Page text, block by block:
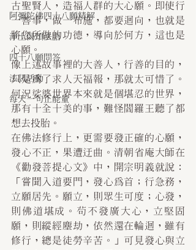
阿彌陀佛四十八願精解
淨土偈頌法語
四十八願問答
法訊活動
每天一句正能量
古聖賢人，造福人群的大心願。即使行
一善事，做一布施，都要迴向，也就是
將您所做的功德，導向於何方，這也是
心願。
像上述故事裡的大善人，行善的目的，
只是為了求人天福報，那就太可惜了。
何況娑婆世界本來就是個堪忍的世界，
那有十全十美的事，難怪閻羅王聽了都
想去投胎。
在佛法修行上，更需要發正確的心願，
發心不正，果遭迂曲。清朝省庵大師在
《勸發菩提心文》中，開宗明義就說：
「嘗聞入道要門，發心為首；行急務，
立願居先。願立，則眾生可度；心發，
則佛道堪成。茍不發廣大心，立堅固
願，則縱經塵劫，依然還在輪迴，雖有
修行，總是徒勞辛苦。」可見發心與立